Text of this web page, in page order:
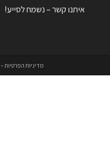
איתנו קשר – נשמח לסייע!
מדיניות הפרטיות – MyCart.co.il